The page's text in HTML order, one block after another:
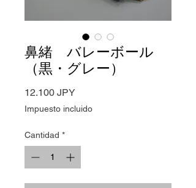
鼻緒 バレーボール
（黒・グレー）
12.100 JPYPrecio
Impuesto incluido
Cantidad *